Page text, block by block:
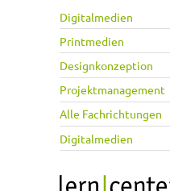
Digitalmedien
Printmedien
Designkonzeption
Projektmanagement
Alle Fachrichtungen
Digitalmedien